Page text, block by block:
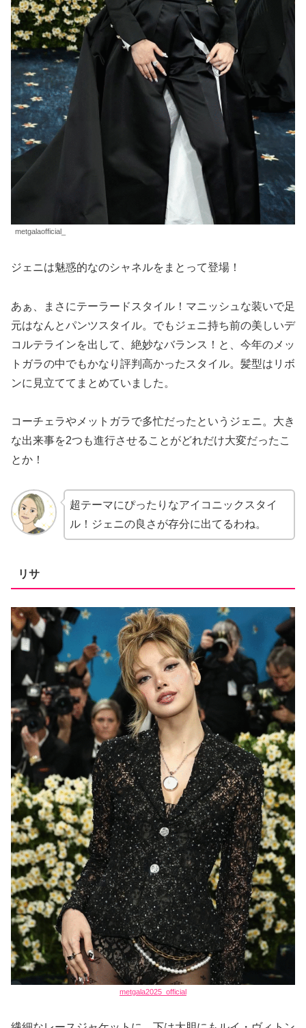
metgalaofficial_
ジェニは魅惑的なのシャネルをまとって登場！
あぁ、まさにテーラードスタイル！マニッシュな装いで足
元はなんとパンツスタイル。でもジェニ持ち前の美しいデ
コルテラインを出して、絶妙なバランス！と、今年のメッ
トガラの中でもかなり評判高かったスタイル。髪型はリボ
ンに見立ててまとめていました。
コーチェラやメットガラで多忙だったというジェニ。大き
な出来事を2つも進行させることがどれだけ大変だったこ
とか！
超テーマにぴったりなアイコニックスタイ
ル！ジェニの良さが存分に出てるわね。
リサ
metgala2025_official